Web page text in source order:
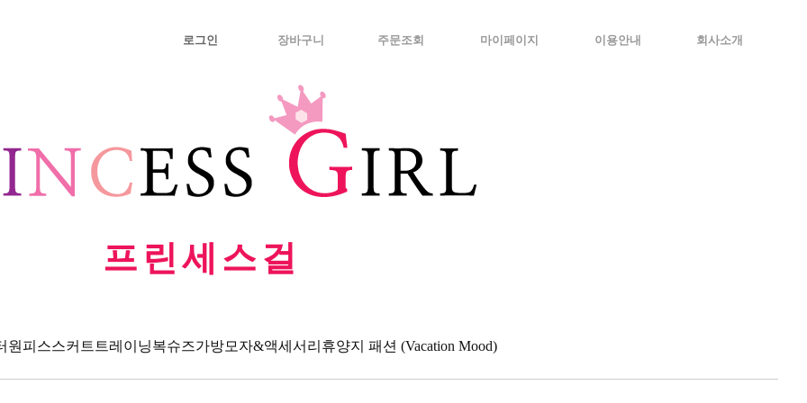
로그인 장바구니 주문조회 마이페이지 이용안내 회사소개
프린세스걸
원피스스커트 트레이닝복슈즈가방모자&액세서리 휴양지 패션 (Vacation Mood)